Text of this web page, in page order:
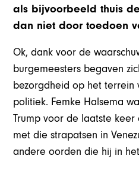
als bijvoorbeeld thuis
dan niet door toedoen
Ok, dank voor de
burgemeesters begaven
bezorgdheid op het terrein
politiek. Femke Halsema
Trump voor de laatste
met die strapatsen in
andere oorden die hij in